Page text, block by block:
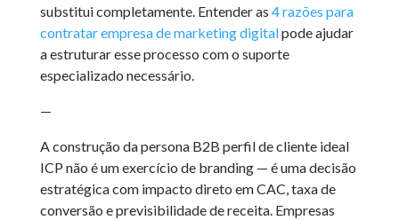
substitui completamente. Entender as 4 razões para
contratar empresa de marketing digitalpode ajudar
a estruturar esse processo com o suporte
especializado necessário.
—
A construção da persona B2B perfil de cliente ideal
ICP não é um exercício de branding — é uma decisão
estratégica com impacto direto em CAC, taxa de
conversão e previsibilidade de receita. Empresas